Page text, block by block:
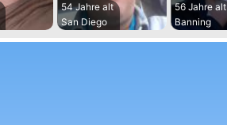
54 Jahre alt
San Diego
56 Jahre alt
Banning